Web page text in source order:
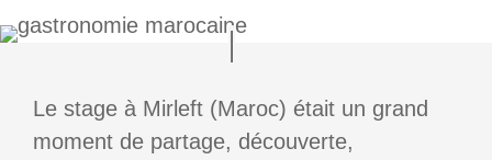
Le stage à Mirleft (Maroc) était un grand
moment de partage, découverte,